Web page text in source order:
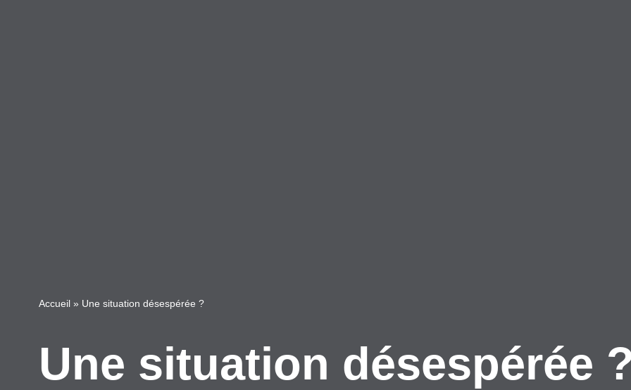
Accueil » Une situation désespérée ?
Une situation désespérée